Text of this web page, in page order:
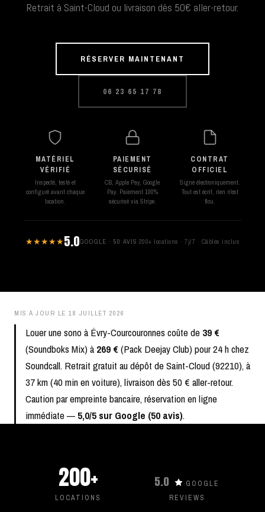
Retrait à Saint-Cloud ou livraison dès 50€ aller-retour.
RÉSERVER MAINTENANT
06 23 65 17 78
MATÉRIEL
VÉRIFIÉ
Inspecté, testé et
configuré avant chaque
location.
PAIEMENT
SÉCURISÉ
CB, Apple Pay, Google
Pay. Paiement 100%
sécurisé via Stripe.
CONTRAT
OFFICIEL
Signé électroniquement.
Tout est écrit, rien n'est
flou.
★★★★★5.0GOOGLE · 50 AVIS ·200+ locations · 7j/7 · Câbles inclus
MIS À JOUR LE 18 JUILLET 2026
Louer une sono à Évry-Courcouronnes coûte de 39 €
(Soundboks Mix) à269 € (Pack Deejay Club) pour 24 h chez
Soundcall. Retrait gratuit au dépôt de Saint-Cloud (92210), à
37 km (40 min en voiture), livraison dès 50 € aller-retour.
Caution par empreinte bancaire, réservation en ligne
immédiate — 5,0/5 sur Google (50 avis).
200+
LOCATIONS
5.0
GOOGLE
REVIEWS